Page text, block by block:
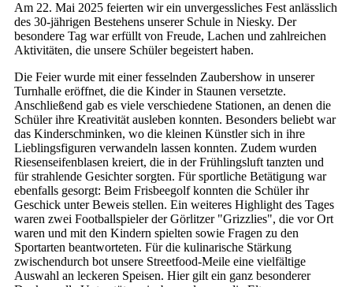
Am 22. Mai 2025 feierten wir ein unvergessliches Fest anlässlich
des 30-jährigen Bestehens unserer Schule in Niesky. Der
besondere Tag war erfüllt von Freude, Lachen und zahlreichen
Aktivitäten, die unsere Schüler begeistert haben.
Die Feier wurde mit einer fesselnden Zaubershow in unserer
Turnhalle eröffnet, die die Kinder in Staunen versetzte.
Anschließend gab es viele verschiedene Stationen, an denen die
Schüler ihre Kreativität ausleben konnten. Besonders beliebt war
das Kinderschminken, wo die kleinen Künstler sich in ihre
Lieblingsfiguren verwandeln lassen konnten. Zudem wurden
Riesenseifenblasen kreiert, die in der Frühlingsluft tanzten und
für strahlende Gesichter sorgten. Für sportliche Betätigung war
ebenfalls gesorgt: Beim Frisbeegolf konnten die Schüler ihr
Geschick unter Beweis stellen. Ein weiteres Highlight des Tages
waren zwei Footballspieler der Görlitzer "Grizzlies", die vor Ort
waren und mit den Kindern spielten sowie Fragen zu den
Sportarten beantworteten. Für die kulinarische Stärkung
zwischendurch bot unsere Streetfood-Meile eine vielfältige
Auswahl an leckeren Speisen. Hier gilt ein ganz besonderer